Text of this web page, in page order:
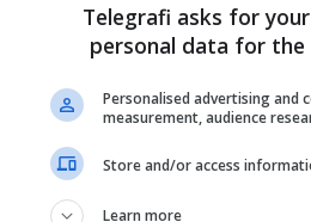
Telegrafi asks for
personal data for
Personalised advertising and
measurement, audience
Store and/or access
Learn more